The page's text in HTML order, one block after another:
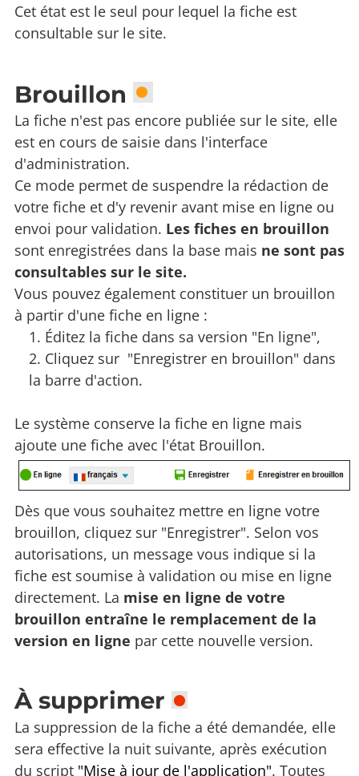
Cet état est le seul pour lequel la fiche est
consultable sur le site.
Brouillon
La fiche n'est pas encore publiée sur le site, elle
est en cours de saisie dans l'interface
d'administration.
Ce mode permet de suspendre la rédaction de
votre fiche et d'y revenir avant mise en ligne ou
envoi pour validation. Les fiches en brouillon
sont enregistrées dans la base mais ne sont pas
consultables sur le site.
Vous pouvez également constituer un brouillon
à partir d'une fiche en ligne :
Éditez la fiche dans sa version "En ligne",
Cliquez sur "Enregistrer en brouillon" dans
la barre d'action.
Le système conserve la fiche en ligne mais
ajoute une fiche avec l'état Brouillon.
Dès que vous souhaitez mettre en ligne votre
brouillon, cliquez sur "Enregistrer". Selon vos
autorisations, un message vous indique si la
fiche est soumise à validation ou mise en ligne
directement. La mise en ligne de votre
brouillon entraîne le remplacement de la
version en ligne par cette nouvelle version.
À supprimer
La suppression de la fiche a été demandée, elle
sera effective la nuit suivante, après exécution
du script "Mise à jour de l'application". Toutes